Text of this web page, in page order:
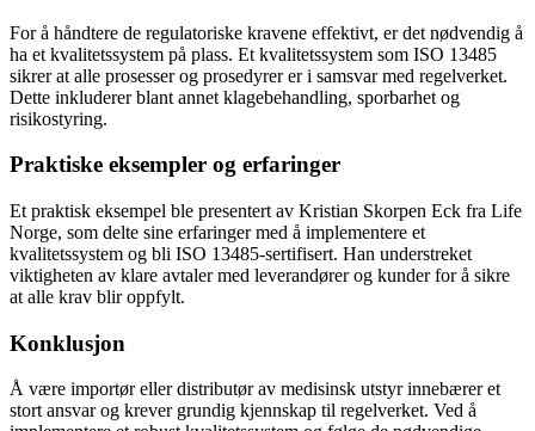
For å håndtere de regulatoriske kravene effektivt, er det nødvendig å
ha et kvalitetssystem på plass. Et kvalitetssystem som ISO 13485
sikrer at alle prosesser og prosedyrer er i samsvar med regelverket.
Dette inkluderer blant annet klagebehandling, sporbarhet og
risikostyring.
Praktiske eksempler og erfaringer
Et praktisk eksempel ble presentert av Kristian Skorpen Eck fra Life
Norge, som delte sine erfaringer med å implementere et
kvalitetssystem og bli ISO 13485-sertifisert. Han understreket
viktigheten av klare avtaler med leverandører og kunder for å sikre
at alle krav blir oppfylt.
Konklusjon
Å være importør eller distributør av medisinsk utstyr innebærer et
stort ansvar og krever grundig kjennskap til regelverket. Ved å